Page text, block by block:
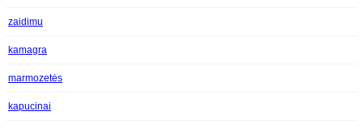
zaidimu
kamagra
marmozetės
kapucinai